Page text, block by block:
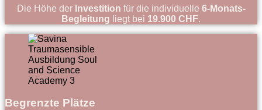
Die Höhe der Investition für die individuelle 6-Monats-
Begleitung liegt bei 19.900 CHF.
Begrenzte Plätze